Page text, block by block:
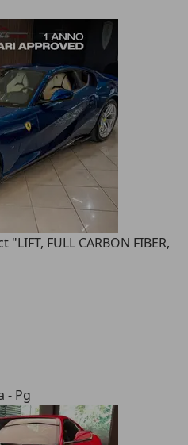
"LIFT, FULL CARBON FIBER,
- Pg